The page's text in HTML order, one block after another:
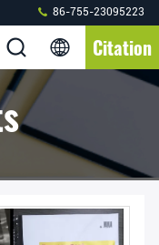
86-755-23095223
Citation